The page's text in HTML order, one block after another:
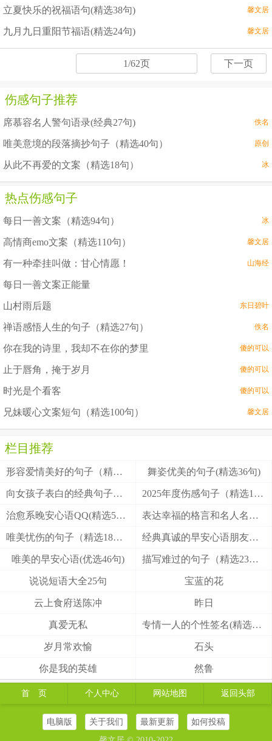
立夏快乐的祝福语句(精选38句) 馨文居
九月九日重阳节福语(精选24句) 馨文居
下一页
1/62页
伤感句子推荐
席慕容名人警句语录(经典27句) 佚名
唯美意境的段落摘抄句子（精选40句） 原创
从此不再爱的文案（精选18句） 冰
热点伤感句子
每日一善文案（精选94句） 冰
高情商emo文案（精选110句） 馨文居
有一种牵挂叫做：甘心情愿！ 山海经
每日一善文案正能量
山村雨后题 东日碧叶
禅语感悟人生的句子（精选27句） 佚名
你在我的诗里，我却不在你的梦里 傻的可以
止于唇角，掩于岁月 傻的可以
时光是个看客 傻的可以
兄妹暖心文案短句（精选100句） 馨文居
栏目推荐
形容爱情美好的句子（精选25句） 舞姿优美的句子(精选36句)
向女孩子表白的经典句子（精选25句） 2025年度伤感句子（精选13句）
治愈系晚安心语QQ(精选55句) 表达幸福的格言和名人名言(优选38句)
唯美忧伤的句子（精选18句） 经典真诚的早安心语朋友圈(收集41句)
唯美的早安心语(优选46句) 描写难过的句子（精选23句）
说说短语大全25句 宝蓝的花
云上食府送陈冲 昨日
真爱无私 专情一人的个性签名(精选14句）
岁月常欢愉 石头
你是我的英雄 然鲁
首 页 个人中心 网站地图 返回头部
电脑版 关于我们 最新更新
如何投稿